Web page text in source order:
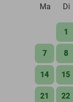
Ma
Di
1
7 8
14 15
21 22